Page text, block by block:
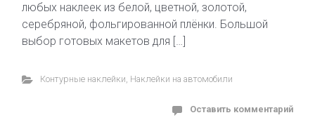
любых наклеек из белой, цветной, золотой,
серебряной, фольгированной плёнки. Большой
выбор готовых макетов для […]
Контурные наклейки, Наклейки на автомобили
Оставить комментарий